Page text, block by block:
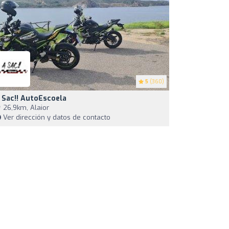
5 (360)
Sac!! AutoEscoela
26,9km, Alaior
Ver dirección y datos de contacto